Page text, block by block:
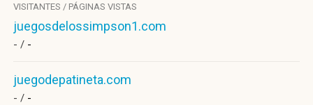
VISITANTES / PÁGINAS VISTAS
juegosdelossimpson1.com
- / -
juegodepatineta.com
- / -